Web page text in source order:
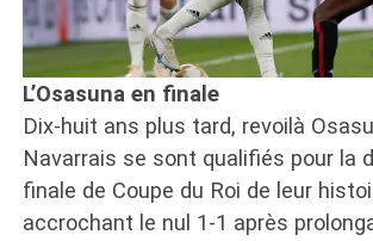
L’Osasuna en finale
Dix-huit ans plus tard, revoilà
Navarrais se sont qualifiés pour la
finale de Coupe du Roi de leur
accrochant le nul 1-1 après